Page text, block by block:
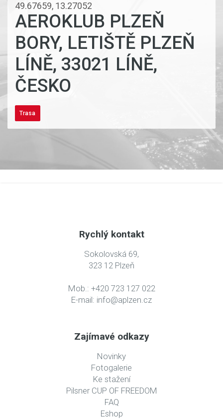
49.67659, 13.27052
AEROKLUB PLZEŇ
BORY, LETIŠTĚ PLZEŇ
LÍNĚ, 33021 LÍNĚ,
ČESKO
Trasa
Rychlý kontakt
Sokolovská 69,
323 12 Plzeň
Mob.: +420 723 127 022
E-mail: info@aplzen.cz
Zajímavé odkazy
Novinky
Fotogalerie
Ke stažení
Pilsner CUP OF FREEDOM
FAQ
Eshop